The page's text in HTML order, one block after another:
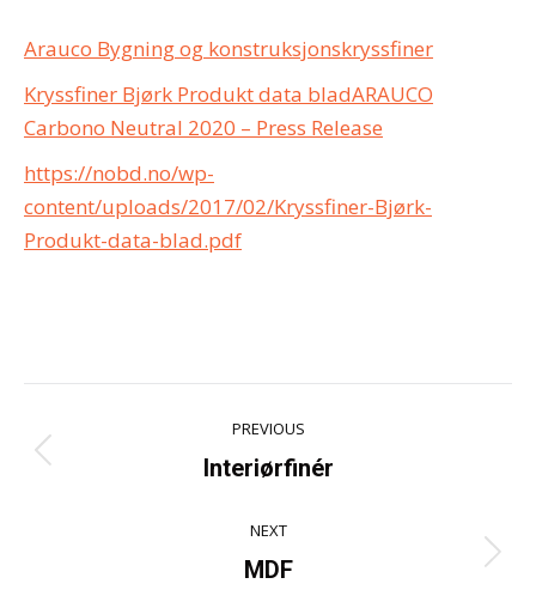
Arauco Bygning og konstruksjonskryssfiner
Kryssfiner Bjørk Produkt data bladARAUCO
Carbono Neutral 2020 – Press Release
https://nobd.no/wp-
content/uploads/2017/02/Kryssfiner-Bjørk-
Produkt-data-blad.pdf
navigation
PREVIOUS
Previous
Interiørfinér
NEXT
Next
MDF